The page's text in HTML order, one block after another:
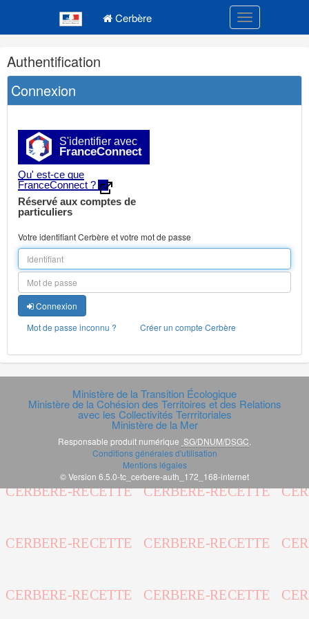
Cerbère Toggle
Navigation
et
outils
annexes
Authentification
Connexion
S'identifier avec
FranceConnect
Qu' est-ce que
FranceConnect ?
Réservé aux comptes de
particuliers
Votre identifiant Cerbère et votre mot de passe
Connexion
Mot de passe inconnu ?
Créer un compte Cerbère
Ministère de la Transition Écologique
Ministère de la Cohésion des Territoires et des Relations
avec les Collectivités Terrritoriales
Ministère de la Mer
Responsable produit numérique SG/DNUM/DSGC.
Conditions générales d'utilisation
Mentions légales
© Version 6.5.0-tc_cerbere-auth_172_168-internet